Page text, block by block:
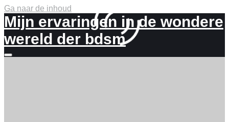
Ga naar de inhoud
Mijn ervaringen in de wondere
wereld der bdsm
Meer